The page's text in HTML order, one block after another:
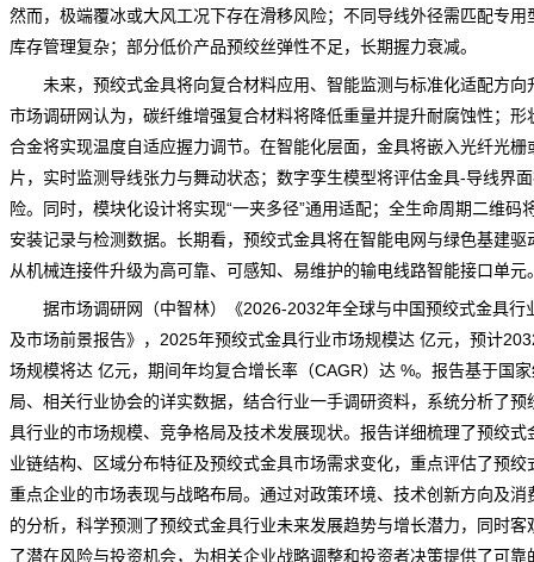
然而，极端覆冰或大风工况下存在滑移风险；不同导线外径需匹配专用
库存管理复杂；部分低价产品预绞丝弹性不足，长期握力衰减。
未来，预绞式金具将向复合材料应用、智能监测与标准化适配方向
市场调研网认为，碳纤维增强复合材料将降低重量并提升耐腐蚀性；形
合金将实现温度自适应握力调节。在智能化层面，金具将嵌入光纤光栅
片，实时监测导线张力与舞动状态；数字孪生模型将评估金具-导线界
险。同时，模块化设计将实现“一夹多径”通用适配；全生命周期二维码
安装记录与检测数据。长期看，预绞式金具将在智能电网与绿色基建驱
从机械连接件升级为高可靠、可感知、易维护的输电线路智能接口单元
据市场调研网（中智林）《2026-2032年全球与中国预绞式金具行
及市场前景报告》，2025年预绞式金具行业市场规模达 亿元，预计
场规模将达 亿元，期间年均复合增长率（CAGR）达 %。报告基于国
局、相关行业协会的详实数据，结合行业一手调研资料，系统分析了预
具行业的市场规模、竞争格局及技术发展现状。报告详细梳理了预绞式
业链结构、区域分布特征及预绞式金具市场需求变化，重点评估了预绞
重点企业的市场表现与战略布局。通过对政策环境、技术创新方向及消
的分析，科学预测 了预绞式金具行业未来发展趋势与增长潜力，同时客
了潜在风险与投资机会，为相关企业战略调整和投资者决策提供了可靠